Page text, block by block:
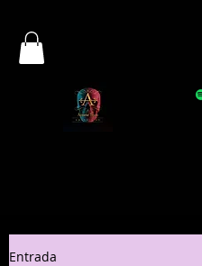
Entrada